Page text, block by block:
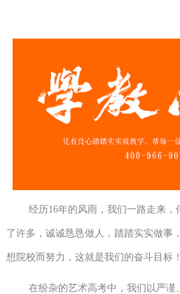
经历16年的风雨，我们一路走来
了许多，诚诚恳恳做人，踏踏实实做事
想院校而努力，这就是我们的奋斗目标！
在纷杂的艺术高考中，我们以严